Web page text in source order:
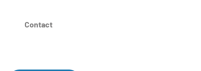
Contact